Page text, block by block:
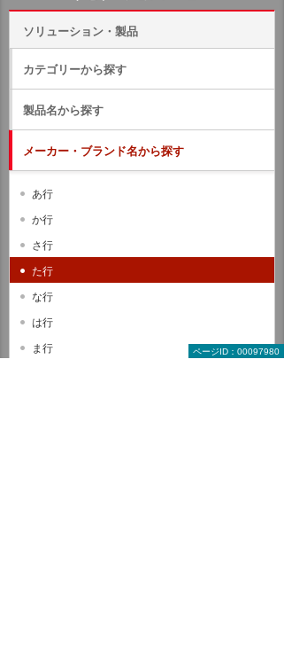
ページID：00097980
ソリューション・製品
カテゴリーから探す
製品名から探す
メーカー・ブランド名から探す
あ行
か行
さ行
た行
な行
は行
ま行